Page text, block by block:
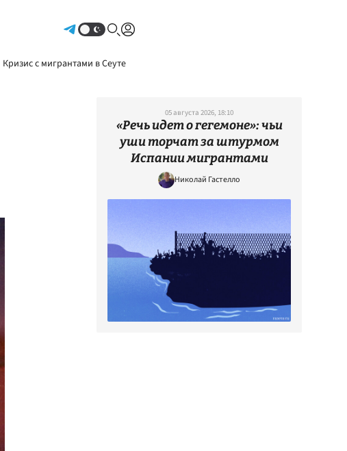
Кризис с мигрантами в Сеуте
05 августа 2026, 18:10
«Речь идет о гегемоне»: чьи
уши торчат за штурмом
Испании мигрантами
Николай Гастелло